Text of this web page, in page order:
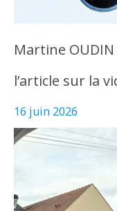
Martine
l’article sur la
16 juin 2026